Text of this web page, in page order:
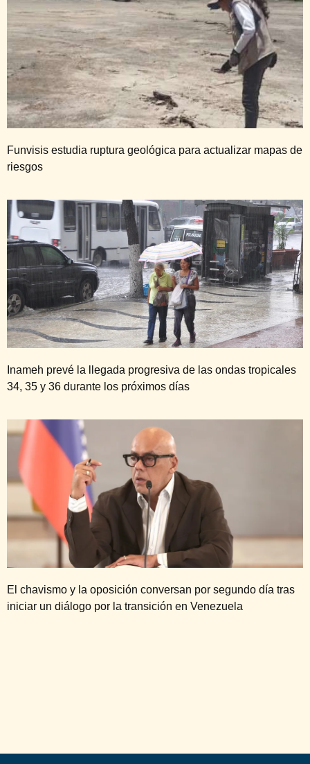
Funvisis estudia ruptura geológica para actualizar mapas de
riesgos
Inameh prevé la llegada progresiva de las ondas tropicales
34, 35 y 36 durante los próximos días
El chavismo y la oposición conversan por segundo día tras
iniciar un diálogo por la transición en Venezuela